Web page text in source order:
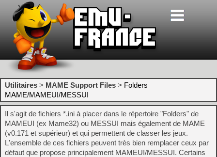
Utilitaires > MAME Support Files > Folders
MAME/MAMEUI/MESSUI
Il s'agit de fichiers *.ini à placer dans le répertoire "Folders" de
MAMEUI (ex Mame32) ou MESSUI mais également de MAME
(v0.171 et supérieur) et qui permettent de classer les jeux.
L'ensemble de ces fichiers peuvent très bien remplacer ceux par
défaut que propose principalement MAMEUI/MESSUI. Certains